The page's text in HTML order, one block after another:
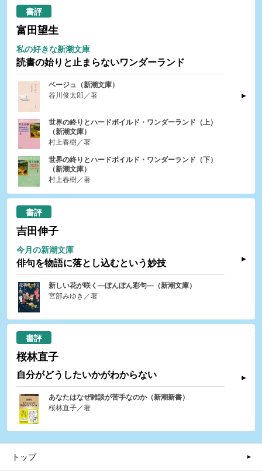
書評
富田望生
私の好きな新潮文庫
読書の始りと止まらないワンダーランド
ベージュ（新潮文庫）
谷川俊太郎／著
世界の終りとハードボイルド・ワンダーランド（上）
（新潮文庫）
村上春樹／著
世界の終りとハードボイルド・ワンダーランド（下）
（新潮文庫）
村上春樹／著
書評
吉田伸子
今月の新潮文庫
俳句を物語に落とし込むという妙技
新しい花が咲く―ぼんぼん彩句―（新潮文庫）
宮部みゆき／著
書評
桜林直子
自分がどうしたいかがわからない
あなたはなぜ雑談が苦手なのか（新潮新書）
桜林直子／著
トップ